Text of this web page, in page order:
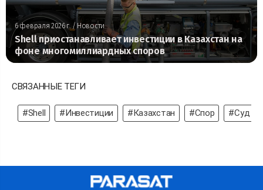
6 февраля 2026 г./ Новости
Shell приостанавливает инвестиции в Казахстан на
фоне многомиллиардных споров
СВЯЗАННЫЕ ТЕГИ
#Shell #Инвестиции #Казахстан #Спор #Суд